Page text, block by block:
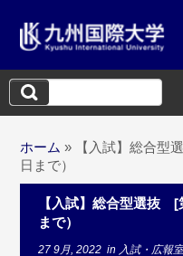
検
索:
ホーム »
【入試】総合
日まで）
【入試】総合型選抜
まで）
27 9月, 2022 in 入試・広報